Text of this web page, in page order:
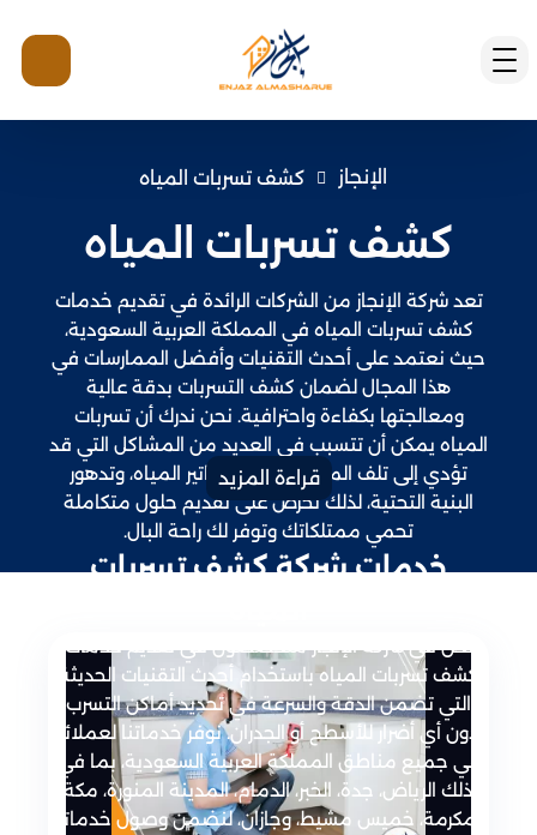
الإنجاز كشف تسربات المياه
كشف تسربات المياه
تعد شركة الإنجاز من الشركات الرائدة في تقديم خدمات
كشف تسربات المياه في المملكة العربية السعودية،
حيث نعتمد على أحدث التقنيات وأفضل الممارسات في
هذا المجال لضمان كشف التسربات بدقة عالية
ومعالجتها بكفاءة واحترافية. نحن ندرك أن تسربات
المياه يمكن أن تتسبب في العديد من المشاكل التي قد
تؤدي إلى تلف المباني، وزيادة فواتير المياه، وتدهور
البنية التحتية، لذلك نحرص على تقديم حلول متكاملة
تحمي ممتلكاتك وتوفر لك راحة البال.
خدمات شركة كشف تسربات
نحن في شركة الإنجاز متخصصون في تقديم خدمات
كشف تسربات المياه باستخدام أحدث التقنيات الحديثة
التي تضمن الدقة والسرعة في تحديد أماكن التسرب
بدون أي أضرار للأسطح أو الجدران. نوفر خدماتنا لعملائنا
في جميع مناطق المملكة العربية السعودية، بما في
ذلك الرياض، جدة، الخبر، الدمام، المدينة المنورة، مكة
المكرمة، خميس مشيط، وجازان، لنضمن وصول خدماتنا
قراءة المزيد